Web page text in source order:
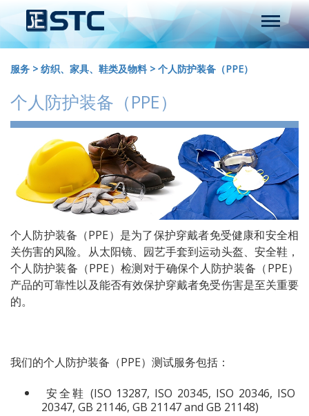
服务 > 纺织、家具、鞋类及物料 > 个人防护装备（PPE）
个人防护装备（PPE）
个人防护装备（PPE）是为了保护穿戴者免受健康和安全相
关伤害的风险。从太阳镜、园艺手套到运动头盔、安全鞋，
个人防护装备（PPE）检测对于确保个人防护装备（PPE）
产品的可靠性以及能否有效保护穿戴者免受伤害是至关重要
的。
我们的个人防护装备（PPE）测试服务包括：
安全鞋 (ISO 13287, ISO 20345, ISO 20346, ISO
20347, GB 21146, GB 21147 and GB 21148)